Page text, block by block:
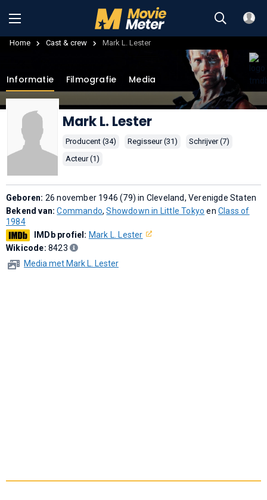
Home Cast & crew Mark L. Lester
Informatie Filmografie Media
Mark L. Lester
Producent (34) Regisseur (31)
Schrijver (7)
Acteur (1)
Geboren: 26 november 1946 (79) in Cleveland, Verenigde Staten
Bekend van:Commando,Showdown in Little Tokyo enClass of
1984
IMDb profiel: Mark L. Lester
Wikicode: 8423
Media met Mark L. Lester